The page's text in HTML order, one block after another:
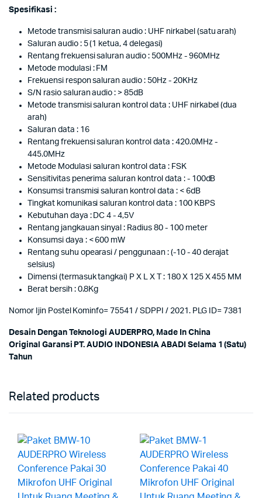
Spesifikasi :
Metode transmisi saluran audio : UHF nirkabel (satu arah)
Saluran audio : 5 (1 ketua, 4 delegasi)
Rentang frekuensi saluran audio : 500MHz - 960MHz
Metode modulasi : FM
Frekuensi respon saluran audio : 50Hz - 20KHz
S/N rasio saluran audio : > 85dB
Metode transmisi saluran kontrol data : UHF nirkabel (dua
arah)
Saluran data : 16
Rentang frekuensi saluran kontrol data : 420.0MHz -
445.0MHz
Metode Modulasi saluran kontrol data : FSK
Sensitivitas penerima saluran kontrol data : - 100dB
Konsumsi transmisi saluran kontrol data : < 6dB
Tingkat komunikasi saluran kontrol data : 100 KBPS
Kebutuhan daya : DC 4 - 4,5V
Rentang jangkauan sinyal : Radius 80 - 100 meter
Konsumsi daya : < 600 mW
Rentang suhu opearasi / penggunaan : (-10 - 40 derajat
selsius)
Dimensi (termasuk tangkai) P X L X T : 180 X 125 X 455 MM
Berat bersih : 0.8Kg
Nomor Ijin Postel Kominfo= 75541 / SDPPI / 2021. PLG ID= 7381
Desain Dengan Teknologi AUDERPRO, Made In China
Original Garansi PT. AUDIO INDONESIA ABADI Selama 1 (Satu)
Tahun
Related products